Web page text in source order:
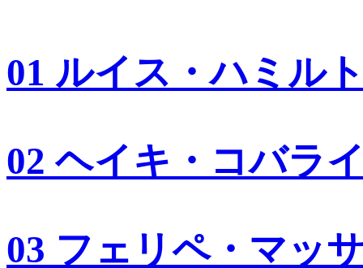
01 ルイス・ハミル
02 ヘイキ・コバラ
03 フェリペ・マッ